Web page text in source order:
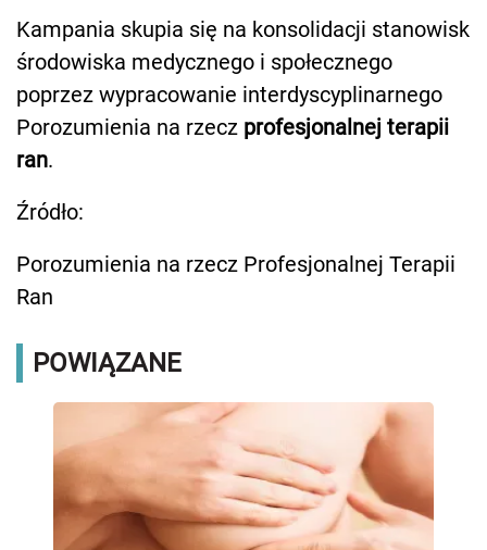
Kampania skupia się na konsolidacji stanowisk
środowiska medycznego i społecznego
poprzez wypracowanie interdyscyplinarnego
Porozumienia na rzecz profesjonalnej terapii
ran.
Źródło:
Porozumienia na rzecz Profesjonalnej Terapii
Ran
POWIĄZANE